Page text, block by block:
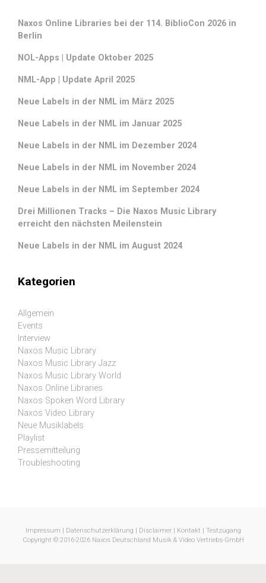
Naxos Online Libraries bei der 114. BiblioCon 2026 in
Berlin
NOL-Apps | Update Oktober 2025
NML-App | Update April 2025
Neue Labels in der NML im März 2025
Neue Labels in der NML im Januar 2025
Neue Labels in der NML im Dezember 2024
Neue Labels in der NML im November 2024
Neue Labels in der NML im September 2024
Drei Millionen Tracks – Die Naxos Music Library
erreicht den nächsten Meilenstein
Neue Labels in der NML im August 2024
Kategorien
Allgemein
Events
Interview
Naxos Music Library
Naxos Music Library Jazz
Naxos Music Library World
Naxos Online Libraries
Naxos Spoken Word Library
Naxos Video Library
Neue Musiklabels
Playlist
Pressemitteilung
Troubleshooting
Impressum Datenschutzerklärung Disclaimer| Kontakt
Testzugang
Copyright © 2016-2026 Naxos Deutschland Musik & Video Vertriebs-GmbH